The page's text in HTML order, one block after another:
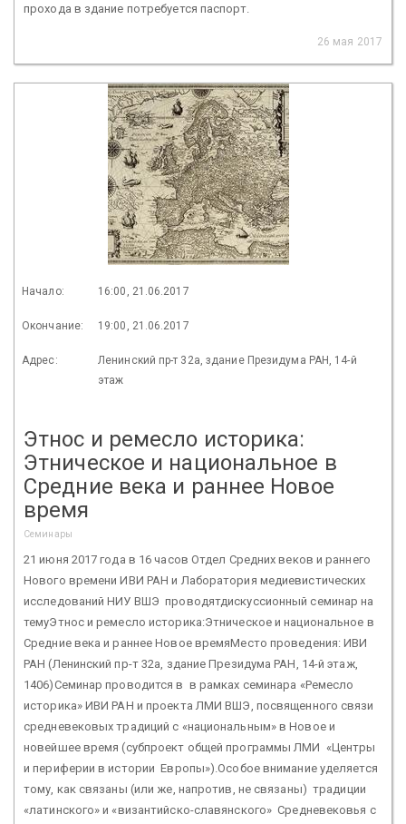
прохода в здание потребуется паспорт.
26 мая 2017
Начало: 16:00, 21.06.2017
Окончание: 19:00, 21.06.2017
Адрес:
Ленинский пр-т 32а, здание Президума РАН, 14-й
этаж
Этнос и ремесло историка:
Этническое и национальное в
Средние века и раннее Новое
время
Семинары
21 июня 2017 года в 16 часов Отдел Средних веков и раннего
Нового времени ИВИ РАН и Лаборатория медиевистических
исследований НИУ ВШЭ проводятдискуссионный семинар на
темуЭтнос и ремесло историка:Этническое и национальное в
Средние века и раннее Новое времяМесто проведения: ИВИ
РАН (Ленинский пр-т 32а, здание Президума РАН, 14-й этаж,
1406)Семинар проводится в в рамках семинара «Ремесло
историка» ИВИ РАН и проекта ЛМИ ВШЭ, посвященного связи
средневековых традиций с «национальным» в Новое и
новейшее время (субпроект общей программы ЛМИ «Центры
и периферии в истории Европы»).Особое внимание уделяется
тому, как связаны (или же, напротив, не связаны) традиции
«латинского» и «византийско-славянского» Cредневековья с